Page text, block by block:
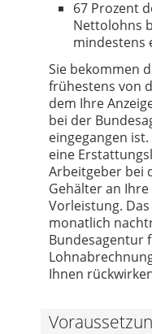
67 Prozent
Nettolohns
mindestens
Sie bekommen
frühestens von
dem Ihre
bei der
eingegangen
eine
Arbeitgeber bei
Gehälter an
Vorleistung.
monatlich
Bundesagentur
Ihnen